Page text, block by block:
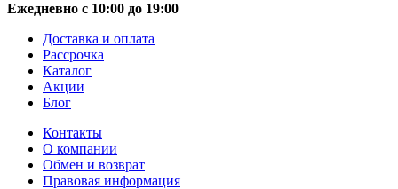
Ежедневно с 10:00 до 19:00
Доставка и оплата
Рассрочка
Каталог
Акции
Блог
Контакты
О компании
Обмен и возврат
Правовая информация